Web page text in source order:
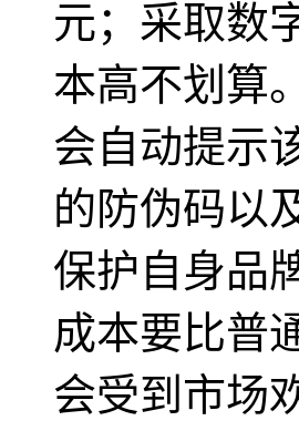
元；采取数
本高不划算
会自动提示
的防伪码以
保护自身品
成本要比普
会受到市场